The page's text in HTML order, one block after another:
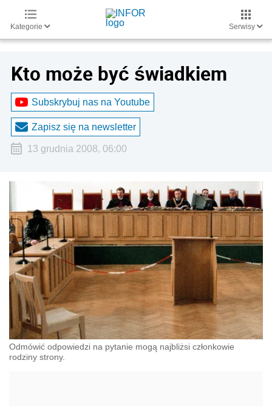
Kategorie Serwisy
Kto może być świadkiem
Subskrybuj nas na Youtube
Zapisz się na newsletter
13 grudnia 2008, 06:00
Odmówić odpowiedzi na pytanie mogą najbliżsi członkowie
rodziny strony.